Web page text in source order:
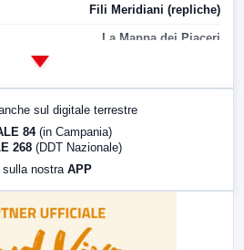
Fili Meridiani (repliche)
La Mappa dei Piaceri
sul digitale terrestre
84 (in Campania)
268 (DDT Nazionale)
sulla nostra APP